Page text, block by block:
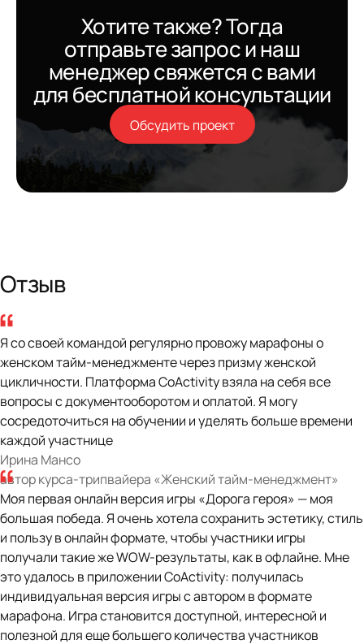
Хотите также? Тогда
отправьте запрос и наш
менеджер свяжется с вами
для бесплатной консультации
Обсудить проект
Отзыв
Я со своей командой регулярно провожу марафоны о
женском тайм-менеджменте через призму женской
цикличности. Платформа CoActivity взяла на себя все
вопросы с документооборотом и оплатой. Я могу
сосредоточиться на обучении и уделять больше времени
каждой участнице
Ирина Мансо
автор курса-трипвайера «Женский тайм-менеджмент»
Моя первая онлайн версия игры «Дорога героя» — моя
большая победа. Я очень хотела сохранить эстетику, стиль
и пользу в онлайн формате, чтобы участники игры
получали такие же WOW-результаты, как в офлайне. Мне
это удалось в приложении CoActivity: получилась
индивидуальная версия игры с автором в формате
марафона. Игра становится доступной, интересной и
полезной для еще большего количества участников